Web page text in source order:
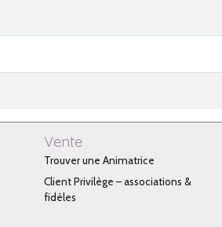
Vente
Trouver une Animatrice
Client Privilège – associations &
fidèles